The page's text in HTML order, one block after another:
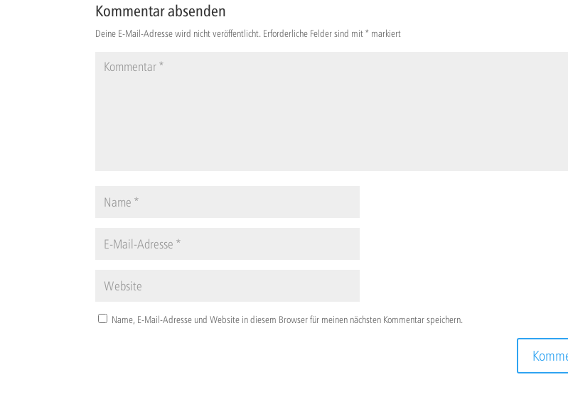
Kommentar absenden
Deine E-Mail-Adresse wird nicht veröffentlicht. Erforderliche Felder sind mit* markiert
Name, E-Mail-Adresse und Website in diesem Browser für meinen nächsten Kommentar speichern.